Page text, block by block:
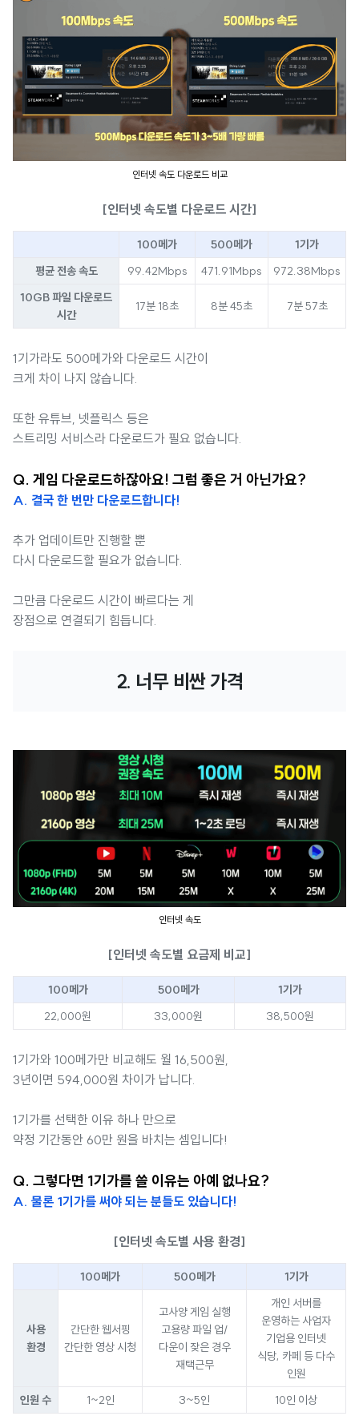
인터넷 속도 다운로드 비교
[인터넷 속도별 다운로드 시간]
100메가 500메가
1기가
평균 전송 속도
99.42Mbps 471.91Mbps
972.38Mbps
10GB 파일 다운로드
시간
17분 18초 8분 45초 7분 57초
1기가라도 500메가와 다운로드 시간이
크게 차이 나지 않습니다.
또한 유튜브, 넷플릭스 등은
스트리밍 서비스라 다운로드가 필요 없습니다.
Q. 게임 다운로드하잖아요! 그럼 좋은 거 아닌가요?
A. 결국 한 번만 다운로드합니다!
추가 업데이트만 진행할 뿐
다시 다운로드할 필요가 없습니다.
그만큼 다운로드 시간이 빠르다는 게
장점으로 연결되기 힘듭니다.
2. 너무 비싼 가격
인터넷 속도
[인터넷 속도별 요금제 비교]
100메가 500메가
1기가
22,000원
33,000원 38,500원
1기가와 100메가만 비교해도 월 16,500원,
3년이면 594,000원 차이가 납니다.
1기가를 선택한 이유 하나 만으로
약정 기간동안 60만 원을 바치는 셈입니다!
Q. 그렇다면 1기가를 쓸 이유는 아예 없나요?
A. 물론 1기가를 써야 되는 분들도 있습니다!
[인터넷 속도별 사용 환경]
100메가 500메가 1기가
사용
환경
간단한 웹서핑
간단한 영상 시청
고사양 게임 실행
고용량 파일 업/
다운이 잦은 경우
재택근무
개인 서버를
운영하는 사업자
기업용 인터넷
식당, 카페 등 다수
인원
인원 수
1~2인 3~5인 10인 이상